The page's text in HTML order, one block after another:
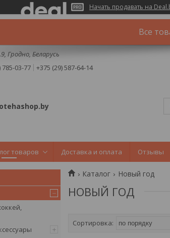
Начать продавать на
Все
Гродно, Беларусь
785-03-77
+375 (29) 587-64-14
товаров Доставка и оплата Отзывы
Каталог Новый год
НОВЫЙ ГОД